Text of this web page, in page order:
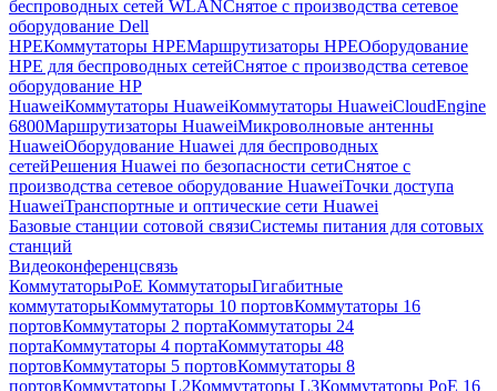
беспроводных сетей WLANСнятое с производства сетевое
оборудование Dell
HPEКоммутаторы HPEМаршрутизаторы HPEОборудование
HPE для беспроводных сетейСнятое с производства сетевое
оборудование HP
HuaweiКоммутаторы HuaweiКоммутаторы HuaweiCloudEngine
6800Маршрутизаторы HuaweiМикроволновые антенны
HuaweiОборудование Huawei для беспроводных
сетейРешения Huawei по безопасности сетиСнятое с
производства сетевое оборудование HuaweiТочки доступа
HuaweiТранспортные и оптические сети Huawei
Базовые станции сотовой связиСистемы питания для сотовых
станций
Видеоконференцсвязь
КоммутаторыPoE КоммутаторыГигабитные
коммутаторыКоммутаторы 10 портовКоммутаторы 16
портовКоммутаторы 2 портаКоммутаторы 24
портаКоммутаторы 4 портаКоммутаторы 48
портовКоммутаторы 5 портовКоммутаторы 8
портовКоммутаторы L2Коммутаторы L3Коммутаторы PoE 16